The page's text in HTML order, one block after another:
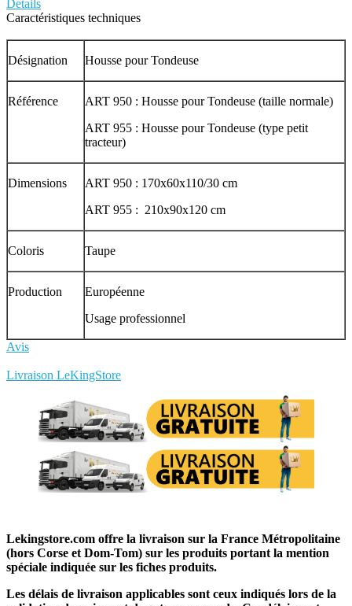
Details
Caractéristiques techniques
Désignation Housse pour Tondeuse
Référence
ART 950 : Housse pour Tondeuse (taille normale)
ART 955 : Housse pour Tondeuse (type petit
tracteur)
Dimensions
ART 950 : 170x60x110/30 cm
ART 955 : 210x90x120 cm
Coloris Taupe
Production
Européenne
Usage professionnel
Avis
Livraison LeKingStore
Lekingstore.com offre la livraison sur la France Métropolitaine
(hors Corse et Dom-Tom) sur les produits portant la mention
spéciale indiquée sur les fiches produits.
Les délais de livraison applicables sont ceux indiqués lors de la